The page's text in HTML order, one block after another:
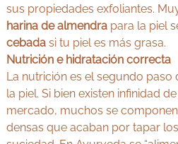
sus propiedades exfoliantes.
harina de almendrapara la piel
cebadasi tu piel es más grasa.
Nutrición e hidratación correcta
La nutrición es el segundo
la piel. Si bien existen infinidad
mercado, muchos se
densas que acaban por tapar